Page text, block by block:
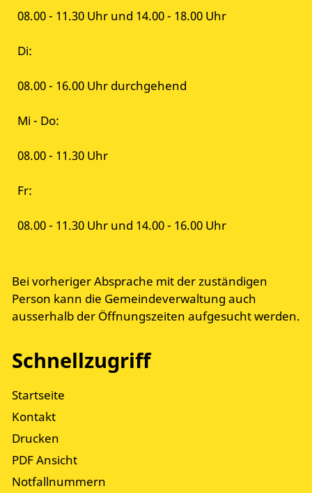
08.00 - 11.30 Uhr und 14.00 - 18.00 Uhr
Di:
08.00 - 16.00 Uhr durchgehend
Mi - Do:
08.00 - 11.30 Uhr
Fr:
08.00 - 11.30 Uhr und 14.00 - 16.00 Uhr
Bei vorheriger Absprache mit der zuständigen
Person kann die Gemeindeverwaltung auch
ausserhalb der Öffnungszeiten aufgesucht werden.
Schnellzugriff
Startseite
Kontakt
Drucken
PDF Ansicht
Notfallnummern